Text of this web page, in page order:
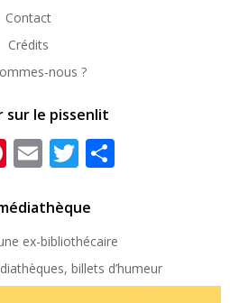
Contact
Crédits
nous ?
sur le pissenlit
Pinterest
EmailTwitter
ex-bibliothécaire
billets d’humeur